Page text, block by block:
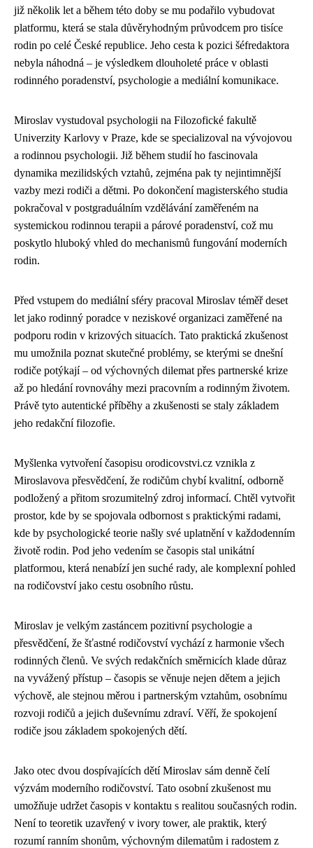
již několik let a během této doby se mu podařilo vybudovat
platformu, která se stala důvěryhodným průvodcem pro tisíce
rodin po celé České republice. Jeho cesta k pozici šéfredaktora
nebyla náhodná – je výsledkem dlouholeté práce v oblasti
rodinného poradenství, psychologie a mediální komunikace.
Miroslav vystudoval psychologii na Filozofické fakultě
Univerzity Karlovy v Praze, kde se specializoval na vývojovou
a rodinnou psychologii. Již během studií ho fascinovala
dynamika mezilidských vztahů, zejména pak ty nejintimnější
vazby mezi rodiči a dětmi. Po dokončení magisterského studia
pokračoval v postgraduálním vzdělávání zaměřeném na
systemickou rodinnou terapii a párové poradenství, což mu
poskytlo hluboký vhled do mechanismů fungování moderních
rodin.
Před vstupem do mediální sféry pracoval Miroslav téměř deset
let jako rodinný poradce v neziskové organizaci zaměřené na
podporu rodin v krizových situacích. Tato praktická zkušenost
mu umožnila poznat skutečné problémy, se kterými se dnešní
rodiče potýkají – od výchovných dilemat přes partnerské krize
až po hledání rovnováhy mezi pracovním a rodinným životem.
Právě tyto autentické příběhy a zkušenosti se staly základem
jeho redakční filozofie.
Myšlenka vytvoření časopisu orodicovstvi.cz vznikla z
Miroslavova přesvědčení, že rodičům chybí kvalitní, odborně
podložený a přitom srozumitelný zdroj informací. Chtěl vytvořit
prostor, kde by se spojovala odbornost s praktickými radami,
kde by psychologické teorie našly své uplatnění v každodenním
životě rodin. Pod jeho vedením se časopis stal unikátní
platformou, která nenabízí jen suché rady, ale komplexní pohled
na rodičovství jako cestu osobního růstu.
Miroslav je velkým zastáncem pozitivní psychologie a
přesvědčení, že šťastné rodičovství vychází z harmonie všech
rodinných členů. Ve svých redakčních směrnicích klade důraz
na vyvážený přístup – časopis se věnuje nejen dětem a jejich
výchově, ale stejnou měrou i partnerským vztahům, osobnímu
rozvoji rodičů a jejich duševnímu zdraví. Věří, že spokojení
rodiče jsou základem spokojených dětí.
Jako otec dvou dospívajících dětí Miroslav sám denně čelí
výzvám moderního rodičovství. Tato osobní zkušenost mu
umožňuje udržet časopis v kontaktu s realitou současných rodin.
Není to teoretik uzavřený v ivory tower, ale praktik, který
rozumí ranním shonům, výchovným dilematům i radostem z